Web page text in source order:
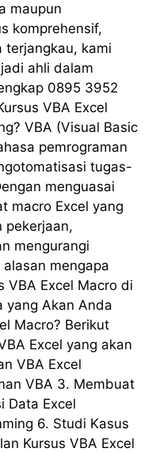
maupun
komprehensif,
kami
ahli dalam
0895 3952
VBA Excel
VBA (Visual Basic
pemrograman
tugas-
menguasai
macro Excel yang
pekerjaan,
mengurangi
mengapa
VBA Excel Macro di
yang Akan Anda
Macro? Berikut
Excel yang akan
VBA Excel
VBA 3. Membuat
Data Excel
6. Studi Kasus
Kursus VBA Excel